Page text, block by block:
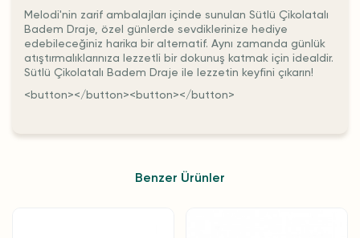
Melodi'nin zarif ambalajları içinde sunulan Sütlü Çikolatalı
Badem Draje, özel günlerde sevdiklerinize hediye
edebileceğiniz harika bir alternatif. Aynı zamanda günlük
atıştırmalıklarınıza lezzetli bir dokunuş katmak için idealdir.
Sütlü Çikolatalı Badem Draje ile lezzetin keyfini çıkarın!
<button></button><button></button>
Benzer Ürünler